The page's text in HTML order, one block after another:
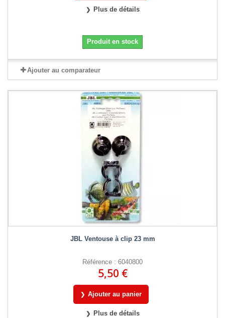
Plus de détails
Produit en stock
Ajouter au comparateur
JBL Ventouse à clip 23 mm
Référence : 6040800
5,50 €
Ajouter au panier
Plus de détails